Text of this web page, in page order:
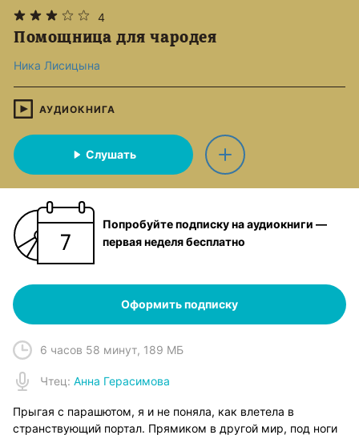
4
Помощница для чародея
Ника Лисицына
АУДИОКНИГА
Слушать
Попробуйте подписку на аудиокниги —
первая неделя бесплатно
Оформить подписку
6 часов 58 минут, 189 МБ
Чтец: Анна Герасимова
Прыгая с парашютом, я и не поняла, как влетела в
странствующий портал. Прямиком в другой мир, под ноги